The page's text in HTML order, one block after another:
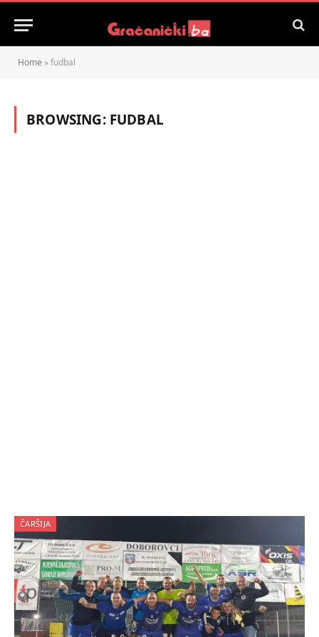
Home »fudbal
BROWSING: FUDBAL
ČARŠIJA